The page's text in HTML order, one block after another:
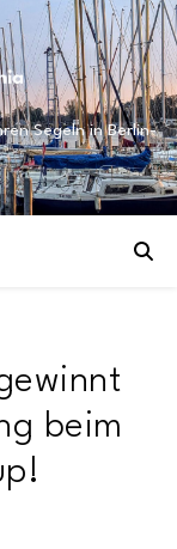
Segeln in Berlin-
beim